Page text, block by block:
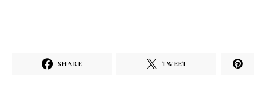
SHARE TWEET